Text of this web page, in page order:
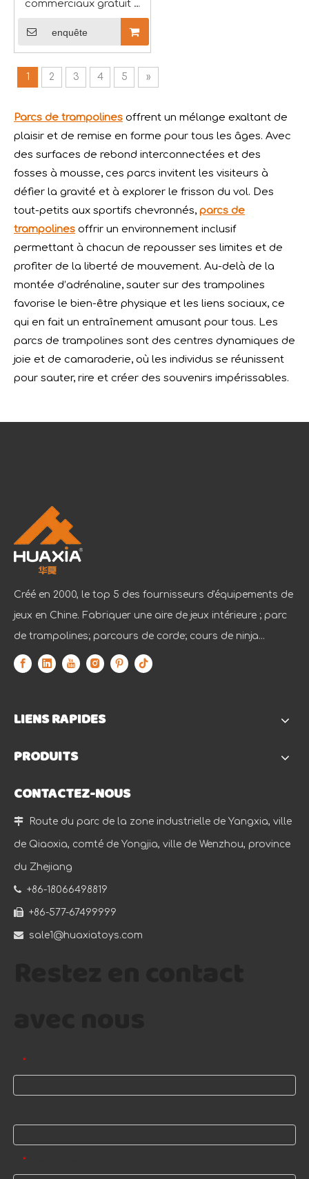
L'exposition RAAPA EXPO 2024 sur les manèges et
Souhaits du Festival des bateaux-dragons : santé, richesse et bonheur
Dans le paysage commercial dynamique et compétitif
commerciaux gratuit à
personnaliser-Vasia
enquête
1 2 3 4 5 »
Parcs de trampolines offrent un mélange exaltant de
plaisir et de remise en forme pour tous les âges. Avec
des surfaces de rebond interconnectées et des
fosses à mousse, ces parcs invitent les visiteurs à
défier la gravité et à explorer le frisson du vol. Des
tout-petits aux sportifs chevronnés, parcs de
trampolines offrir un environnement inclusif
permettant à chacun de repousser ses limites et de
profiter de la liberté de mouvement. Au-delà de la
montée d’adrénaline, sauter sur des trampolines
favorise le bien-être physique et les liens sociaux, ce
qui en fait un entraînement amusant pour tous. Les
parcs de trampolines sont des centres dynamiques de
joie et de camaraderie, où les individus se réunissent
pour sauter, rire et créer des souvenirs impérissables.
Créé en 2000, le top 5 des fournisseurs d'équipements de
jeux en Chine. Fabriquer une aire de jeux intérieure ; parc
de trampolines; parcours de corde; cours de ninja...
LIENS RAPIDES
PRODUITS
CONTACTEZ-NOUS
 Route du parc de la zone industrielle de Yangxia, ville
de Qiaoxia, comté de Yongjia, ville de Wenzhou, province
du Zhejiang
 +86-18066498819
 +86-577-67499999
 sale1@huaxiatoys.com
*
*